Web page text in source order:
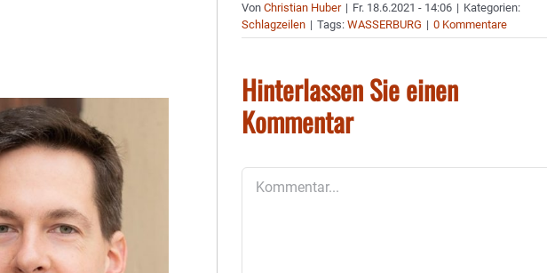
VonChristian Huber | Fr. 18.6.2021 - 14:06 | Kategorien:
Schlagzeilen | Tags:WASSERBURG | 0 Kommentare
Hinterlassen Sie einen
Kommentar